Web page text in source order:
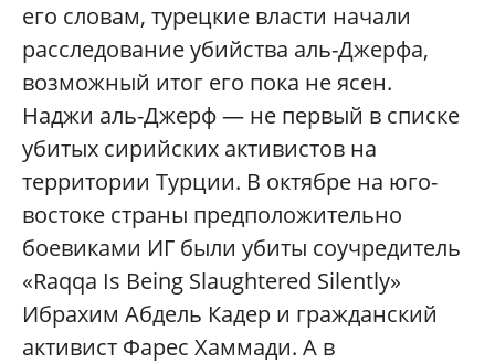
его словам, турецкие власти начали
расследование убийства аль-Джерфа,
возможный итог его пока не ясен.
Наджи аль-Джерф — не первый в списке
убитых сирийских активистов на
территории Турции. В октябре на юго-
востоке страны предположительно
боевиками ИГ были убиты соучредитель
«Raqqa Is Being Slaughtered Silently»
Ибрахим Абдель Кадер и гражданский
активист Фарес Хаммади. А в